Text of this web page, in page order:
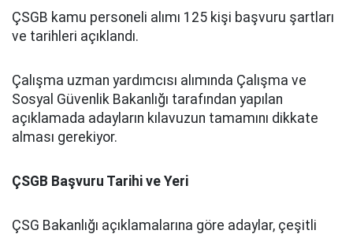
ÇSGB kamu personeli alımı 125 kişi başvuru şartları
ve tarihleri açıklandı.
Çalışma uzman yardımcısı alımında Çalışma ve
Sosyal Güvenlik Bakanlığı tarafından yapılan
açıklamada adayların kılavuzun tamamını dikkate
alması gerekiyor.
ÇSGB Başvuru Tarihi ve Yeri
ÇSG Bakanlığı açıklamalarına göre adaylar, çeşitli